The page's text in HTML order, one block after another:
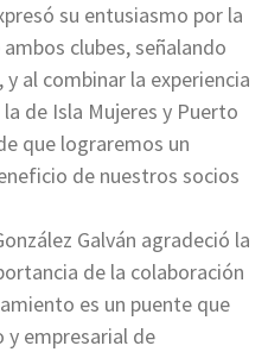
su entusiasmo por la
clubes, señalando
al combinar la experiencia
de Isla Mujeres y Puerto
que lograremos un
de nuestros socios
Galván agradeció la
de la colaboración
es un puente que
y empresarial de